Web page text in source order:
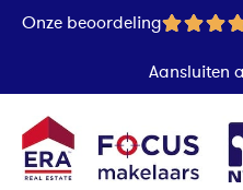
Onze beoordeling
Aansluiten